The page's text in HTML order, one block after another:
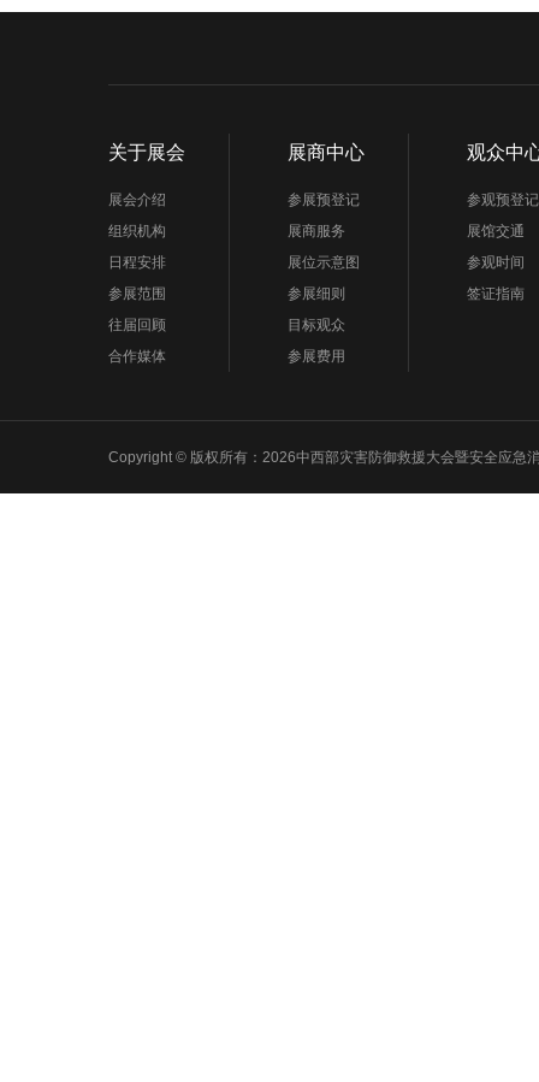
关于展会
展会介绍
组织机构
日程安排
参展范围
往届回顾
合作媒体
展商中心
参展预登记
展商服务
展位示意图
参展细则
目标观众
参展费用
观众中
参观预登记
展馆交通
参观时间
签证指南
Copyright © 版权所有：2026中西部灾害防御救援大会暨安全应急